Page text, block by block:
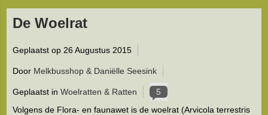
De Woelrat
Geplaatst op 26 Augustus 2015
Door Melkbusshop & Daniëlle Seesink
Geplaatst inWoelratten & Ratten
5
Volgens de Flora- en faunawet is de woelrat (Arvicola terrestris